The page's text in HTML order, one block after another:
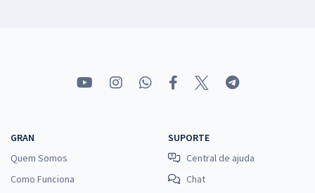
GRAN
Quem Somos
Como Funciona
SUPORTE
Central de ajuda
Chat